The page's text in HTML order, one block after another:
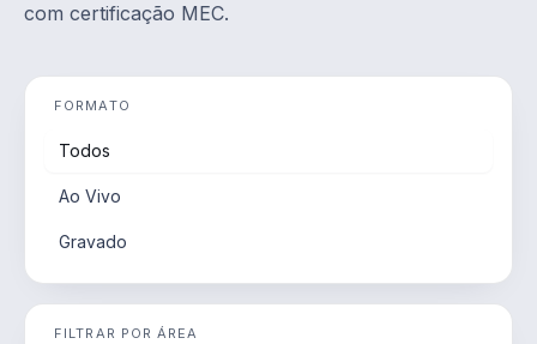
com certificação MEC.
FORMATO
Todos
Ao Vivo
Gravado
FILTRAR POR ÁREA